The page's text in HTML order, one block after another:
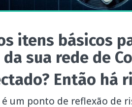
itens básicos
sua rede de
Então há
um ponto de reflexão de